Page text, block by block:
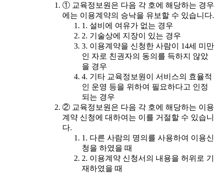
① 교육정보원은 다음 각 호에 해당하는 경우
에는 이용계약의 승낙을 유보할 수 있습니다.
1. 설비에 여유가 없는 경우
2. 기술상에 지장이 있는 경우
3. 이용계약을 신청한 사람이 14세 미만
인 자로 친권자의 동의를 득하지 않았
을 경우
4. 기타 교육정보원이 서비스의 효율적
인 운영 등을 위하여 필요하다고 인정
되는 경우
② 교육정보원은 다음 각 호에 해당하는 이용
계약 신청에 대하여는 이를 거절할 수 있습니
다.
1. 다른 사람의 명의를 사용하여 이용신
청을 하였을 때
2. 이용계약 신청서의 내용을 허위로 기
재하였을 때